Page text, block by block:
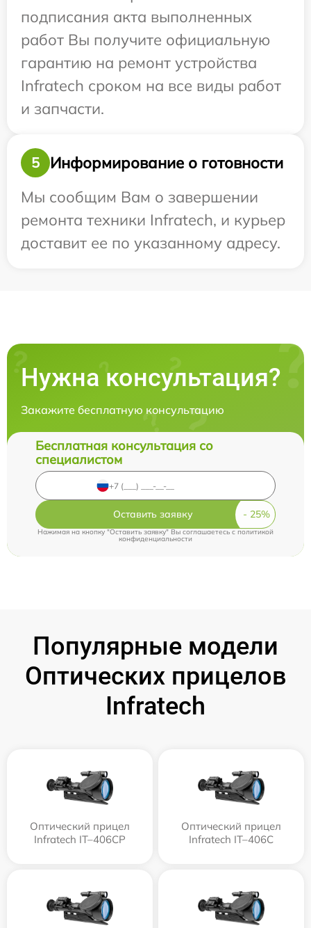
подписания акта выполненных
работ Вы получите официальную
гарантию на ремонт устройства
Infratech сроком на все виды работ
и запчасти.
5
Информирование о готовности
Мы сообщим Вам о завершении
ремонта техники Infratech, и курьер
доставит ее по указанному адресу.
Нужна консультация?
Закажите бесплатную консультацию
Бесплатная консультация со
специалистом
Оставить заявку
Нажимая на кнопку "Оставить заявку" Вы соглашаетесь c политикой
конфиденциальности
Популярные модели
Оптических прицелов
Infratech
Оптический прицел
Infratech IT–406СP
Оптический прицел
Infratech IT–406С